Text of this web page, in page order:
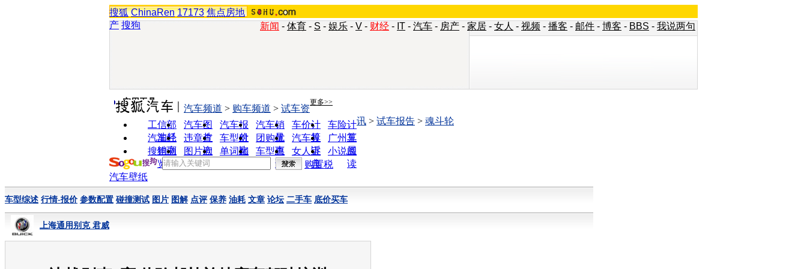
搜狐 ChinaRen 17173 焦点房地
产 搜狗 新闻 - 体育 - S - 娱乐 - V - 财经 - IT - 汽车 - 房产 - 家居 - 女人 - 视频 - 播客 - 邮件 - 博客 - BBS - 我说两句
实用工具 更多>>
工信部
油耗
汽车图
片
汽车报
价
汽车销
量
车价计
算
车险计
算
汽车经
销商
违章查
询
车型对
比
团购优
惠
汽车投
诉
广州车
展
搜狗浏
览器
图片欣
赏
单词翻
车型查
询
女人宝
典
小说阅
读
汽车频道 > 购车频道 > 试车资
讯 > 试车报告 > 魂斗轮
购置税
汽车壁纸
车型综述 行情-报价 参数配置 碰撞测试 图片 图解 点评 保养 油耗 文章 论坛 二手车 底价买车
上海通用别克 君威